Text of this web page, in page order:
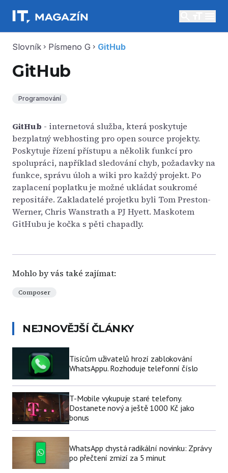
Slovník chevron_right Písmeno G chevron_right GitHub
GitHub
Programování
GitHub - internetová služba, která poskytuje
bezplatný webhosting pro open source projekty.
Poskytuje řízení přístupu a několik funkcí pro
spolupráci, například sledování chyb, požadavky na
funkce, správu úloh a wiki pro každý projekt. Po
zaplacení poplatku je možné ukládat soukromé
repositáře. Zakladatelé projetku byli Tom Preston-
Werner, Chris Wanstrath a PJ Hyett. Maskotem
GitHubu je kočka s pěti chapadly.
Mohlo by vás také zajímat:
Composer
NEJNOVĚJŠÍ ČLÁNKY
Tisícům uživatelů hrozí zablokování
WhatsAppu. Rozhoduje telefonní číslo
T-Mobile vykupuje staré telefony.
Dostanete nový a ještě 1000 Kč jako
bonus
WhatsApp chystá radikální novinku: Zprávy
po přečtení zmizí za 5 minut